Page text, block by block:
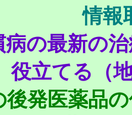
情報
病の最新の
役立てる（
後発医薬品